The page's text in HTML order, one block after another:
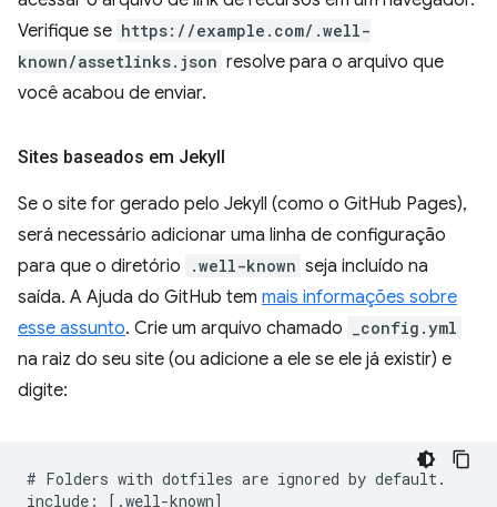
Verifique se https://example.com/.well-
known/assetlinks.json resolve para o arquivo que
você acabou de enviar.
Sites baseados em Jekyll
Se o site for gerado pelo Jekyll (como o GitHub Pages),
será necessário adicionar uma linha de configuração
para que o diretório
.well-known seja incluído na
saída. A Ajuda do GitHub tem mais informações sobre
esse assunto. Crie um arquivo chamado _config.yml
na raiz do seu site (ou adicione a ele se ele já existir) e
digite:
# Folders with dotfiles are ignored by default.